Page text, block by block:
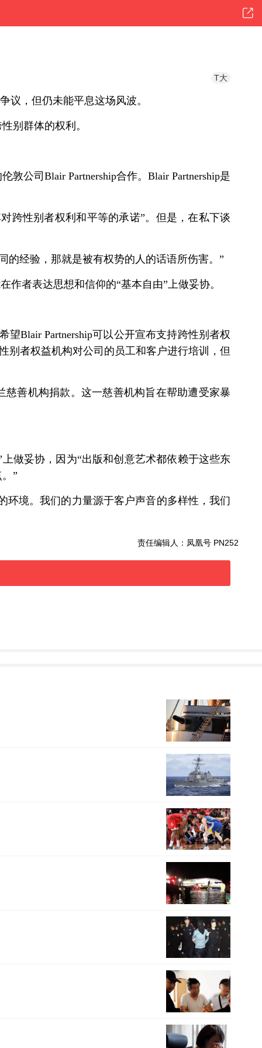
T大
议，但仍未能平息这场风波。
别群体的权利。
敦公司Blair Partnership合作。Blair Partnership是
跨性别者权利和平等的承诺”。但是，在私下谈
的经验，那就是被有权势的人的话语所伤害。”
者表达思想和信仰的“基本自由”上做妥协。
Blair Partnership可以公开宣布支持跨性别者权
别者权益机构对公司的员工和客户进行培训，但
慈善机构捐款。这一慈善机构旨在帮助遭受家暴
做妥协，因为“出版和创意艺术都依赖于这些东
”
环境。我们的力量源于客户声音的多样性，我们
责任编辑人：凤凰号 PN252